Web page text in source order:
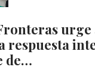
urge
respuesta
de…